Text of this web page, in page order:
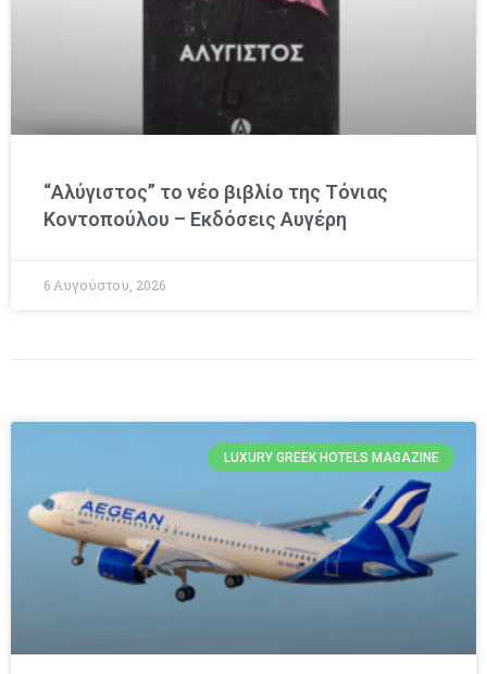
“Αλύγιστος” το νέο βιβλίο της Τόνιας
Κοντοπούλου – Εκδόσεις Αυγέρη
6 Αυγούστου, 2026
LUXURY GREEK HOTELS MAGAZINE